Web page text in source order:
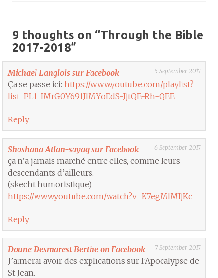
9 thoughts on “Through the Bible
2017-2018”
Michael Langlois sur Facebook 5 September 2017
Ça se passe ici:https://www.youtube.com/playlist?
list=PL1_IMrG0Y691JlMYoEdS-JjtQE-Rh-QEE
Reply
Shoshana Atlan-sayag sur Facebook 6 September 2017
ça n’a jamais marché entre elles, comme leurs
descendants d’ailleurs.
(skecht humoristique)
https://www.youtube.com/watch?v=K7egMlMIjKc
Reply
Doune Desmarest Berthe on Facebook 7 September 2017
J’aimerai avoir des explications sur l’Apocalypse de
St Jean.